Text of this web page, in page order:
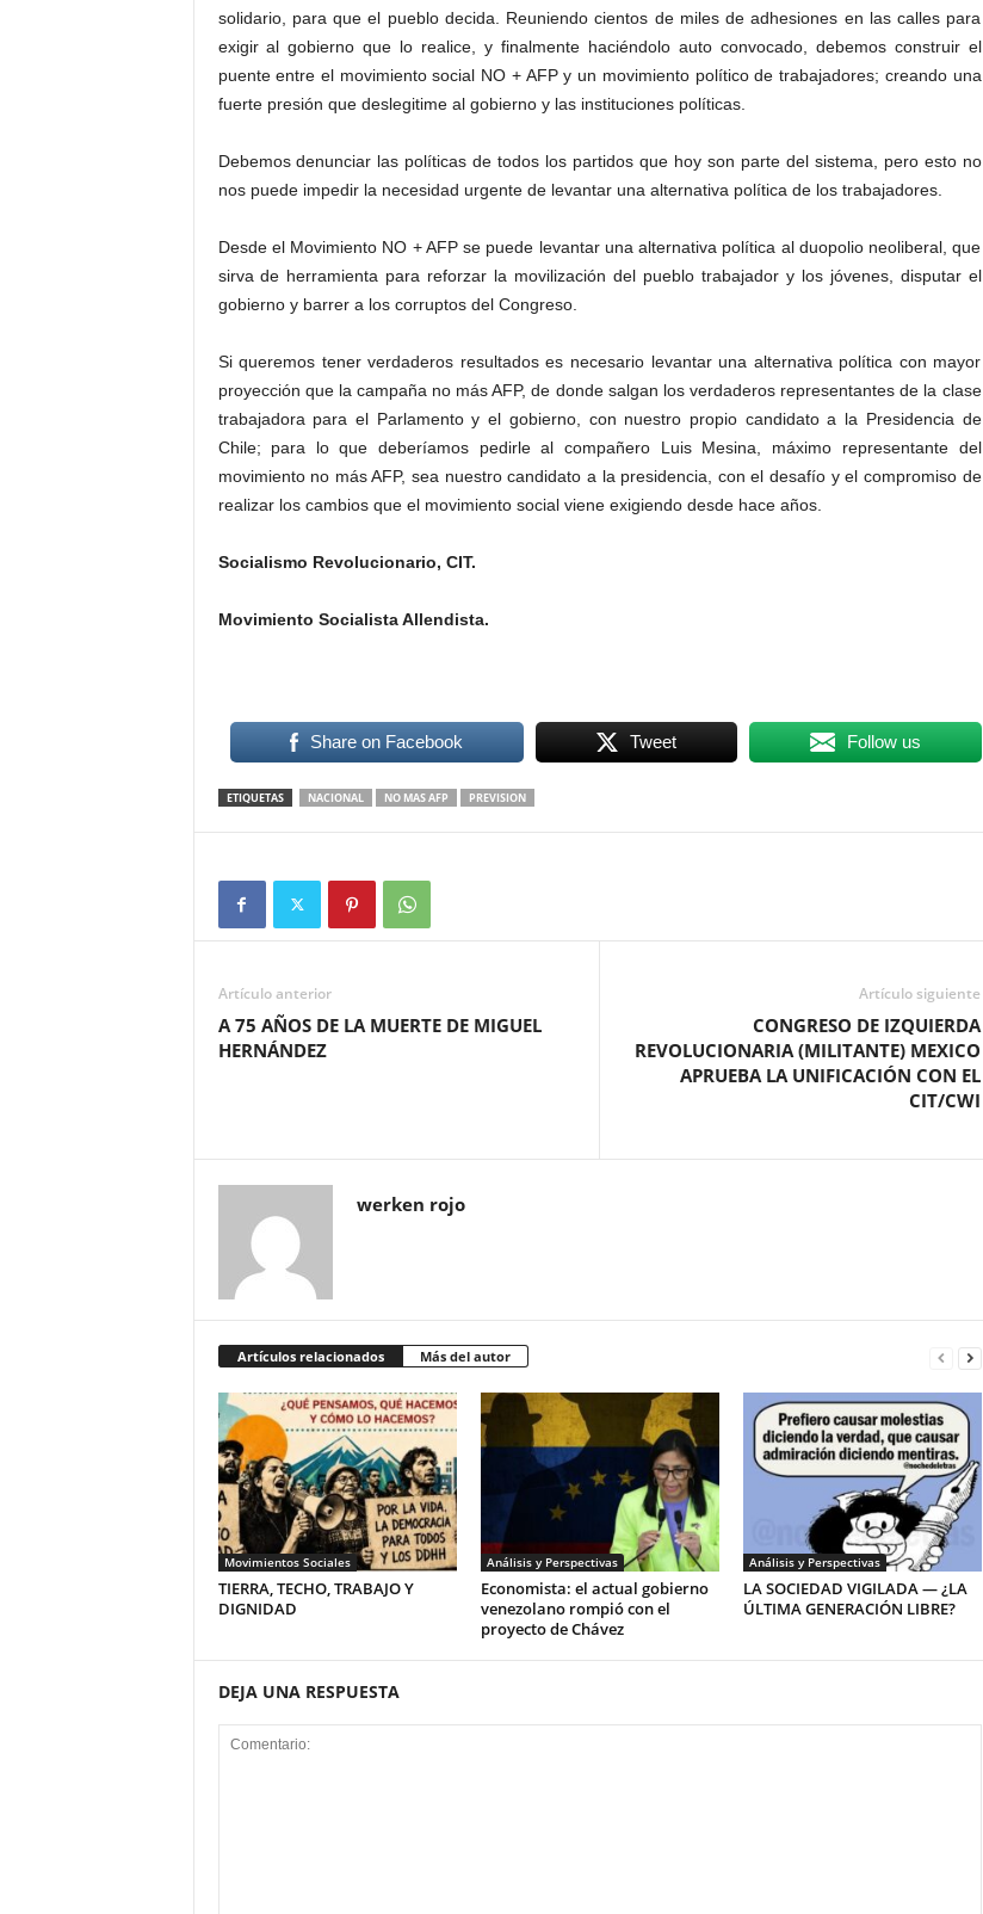
solidario, para que el pueblo decida. Reuniendo cientos de miles de adhesiones en las calles para
exigir al gobierno que lo realice, y finalmente haciéndolo auto convocado, debemos construir el
puente entre el movimiento social NO + AFP y un movimiento político de trabajadores; creando una
fuerte presión que deslegitime al gobierno y las instituciones políticas.
Debemos denunciar las políticas de todos los partidos que hoy son parte del sistema, pero esto no
nos puede impedir la necesidad urgente de levantar una alternativa política de los trabajadores.
Desde el Movimiento NO + AFP se puede levantar una alternativa política al duopolio neoliberal, que
sirva de herramienta para reforzar la movilización del pueblo trabajador y los jóvenes, disputar el
gobierno y barrer a los corruptos del Congreso.
Si queremos tener verdaderos resultados es necesario levantar una alternativa política con mayor
proyección que la campaña no más AFP, de donde salgan los verdaderos representantes de la clase
trabajadora para el Parlamento y el gobierno, con nuestro propio candidato a la Presidencia de
Chile; para lo que deberíamos pedirle al compañero Luis Mesina, máximo representante del
movimiento no más AFP, sea nuestro candidato a la presidencia, con el desafío y el compromiso de
realizar los cambios que el movimiento social viene exigiendo desde hace años.
Socialismo Revolucionario, CIT.
Movimiento Socialista Allendista.
Share on Facebook Tweet Follow us
ETIQUETAS NACIONAL NO MAS AFP PREVISION
Artículo anterior
A 75 AÑOS DE LA MUERTE DE MIGUEL
HERNÁNDEZ
Artículo siguiente
CONGRESO DE IZQUIERDA
REVOLUCIONARIA (MILITANTE) MEXICO
APRUEBA LA UNIFICACIÓN CON EL
CIT/CWI
werken rojo
Artículos relacionados Más del autor
Movimientos Sociales
TIERRA, TECHO, TRABAJO Y
DIGNIDAD
Análisis y Perspectivas
Economista: el actual gobierno
venezolano rompió con el
proyecto de Chávez
Análisis y Perspectivas
LA SOCIEDAD VIGILADA — ¿LA
ÚLTIMA GENERACIÓN LIBRE?
DEJA UNA RESPUESTA